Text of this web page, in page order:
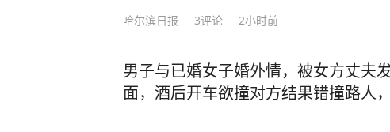
哈尔滨日报 3评论 2小时前
男子与已婚女子婚外情，被女方丈夫
面，酒后开车欲撞对方结果错撞路人